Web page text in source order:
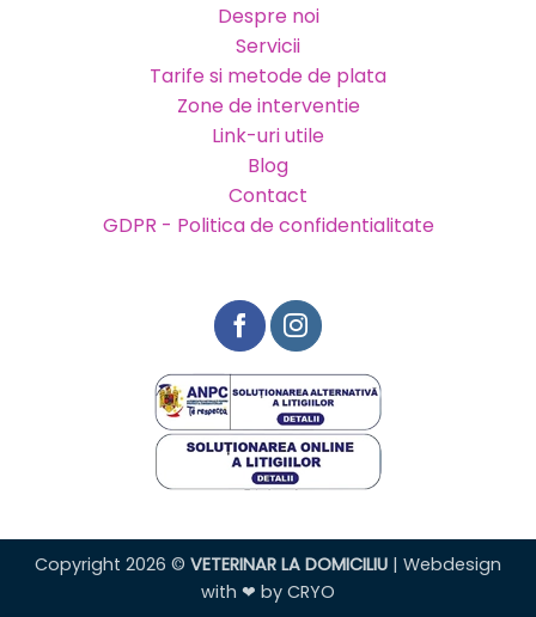
Despre noi
Servicii
Tarife si metode de plata
Zone de interventie
Link-uri utile
Blog
Contact
GDPR - Politica de confidentialitate
Copyright 2026 © VETERINAR LA DOMICILIU | Webdesign
with ❤ by CRYO